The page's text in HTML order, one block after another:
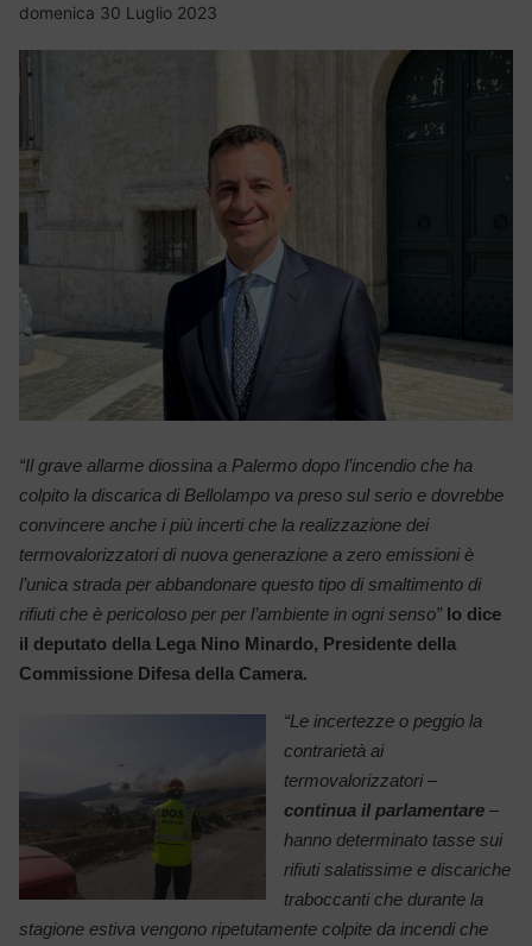
domenica 30 Luglio 2023
“Il grave allarme diossina a Palermo dopo l’incendio che ha
colpito la discarica di Bellolampo va preso sul serio e dovrebbe
convincere anche i più incerti che la realizzazione dei
termovalorizzatori di nuova generazione a zero emissioni è
l’unica strada per abbandonare questo tipo di smaltimento di
rifiuti che è pericoloso per per l’ambiente in ogni senso” lo dice
il deputato della Lega Nino Minardo, Presidente della
Commissione Difesa della Camera.
“Le incertezze o peggio la
contrarietà ai
termovalorizzatori –
continua il parlamentare –
hanno determinato tasse sui
rifiuti salatissime e discariche
traboccanti che durante la
stagione estiva vengono ripetutamente colpite da incendi che